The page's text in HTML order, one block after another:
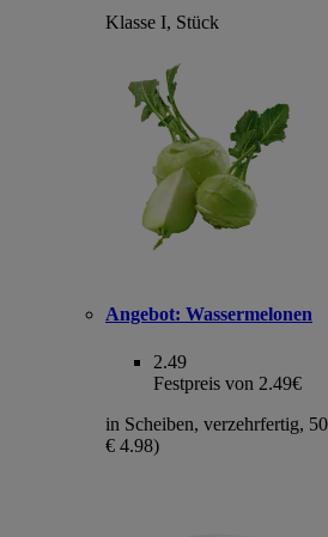
Klasse I, Stück
Angebot: Wassermelonen
2.49
Festpreis von 2.49€
in Scheiben, verzehrfertig,
€ 4.98)